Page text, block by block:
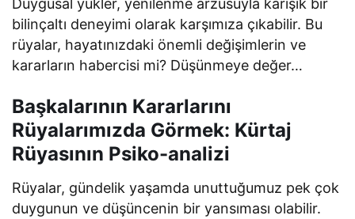
bilinçaltı deneyimi olarak karşımıza çıkabilir. Bu
rüyalar, hayatınızdaki önemli değişimlerin ve
kararların habercisi mi? Düşünmeye değer…
Başkalarının Kararlarını
Rüyalarımızda Görmek: Kürtaj
Rüyasının Psiko-analizi
Rüyalar, gündelik yaşamda unuttuğumuz pek çok
duygunun ve düşüncenin bir yansıması olabilir.